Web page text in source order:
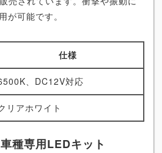
が可能です。
仕様
、DC12V対応
リアホワイト
種専用LEDキット